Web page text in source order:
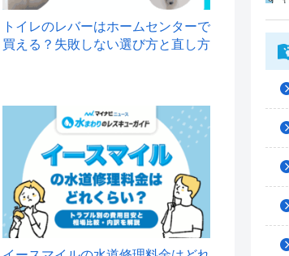
トイレのレバーはホームセンターで
買える？失敗しない選び方と直し方